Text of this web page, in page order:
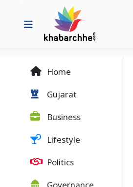
Home
Gujarat
Business
Lifestyle
Politics